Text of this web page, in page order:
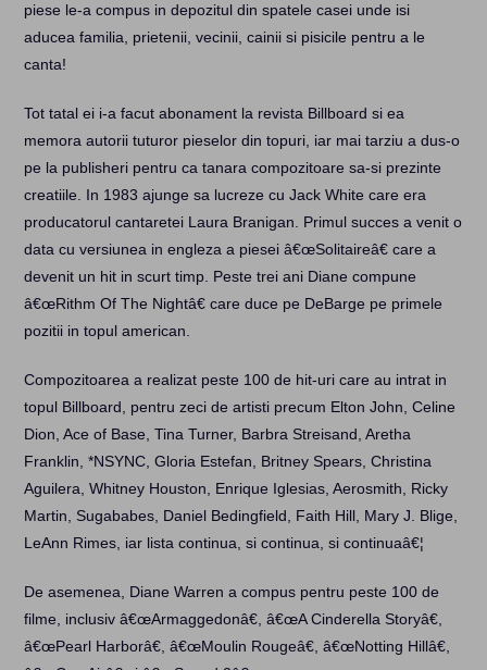
piese le-a compus in depozitul din spatele casei unde isi
aducea familia, prietenii, vecinii, cainii si pisicile pentru a le
canta!
Tot tatal ei i-a facut abonament la revista Billboard si ea
memora autorii tuturor pieselor din topuri, iar mai tarziu a dus-o
pe la publisheri pentru ca tanara compozitoare sa-si prezinte
creatiile. In 1983 ajunge sa lucreze cu Jack White care era
producatorul cantaretei Laura Branigan. Primul succes a venit o
data cu versiunea in engleza a piesei â€œSolitaireâ€ care a
devenit un hit in scurt timp. Peste trei ani Diane compune
â€œRithm Of The Nightâ€ care duce pe DeBarge pe primele
pozitii in topul american.
Compozitoarea a realizat peste 100 de hit-uri care au intrat in
topul Billboard, pentru zeci de artisti precum Elton John, Celine
Dion, Ace of Base, Tina Turner, Barbra Streisand, Aretha
Franklin, *NSYNC, Gloria Estefan, Britney Spears, Christina
Aguilera, Whitney Houston, Enrique Iglesias, Aerosmith, Ricky
Martin, Sugababes, Daniel Bedingfield, Faith Hill, Mary J. Blige,
LeAnn Rimes, iar lista continua, si continua, si continuaâ€¦
De asemenea, Diane Warren a compus pentru peste 100 de
filme, inclusiv â€œArmaggedonâ€, â€œA Cinderella Storyâ€,
â€œPearl Harborâ€, â€œMoulin Rougeâ€, â€œNotting Hillâ€,